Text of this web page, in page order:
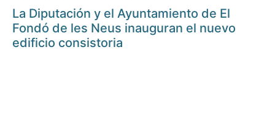
La Diputación y el Ayuntamiento de El
Fondó de les Neus inauguran el nuevo
edificio consistoria